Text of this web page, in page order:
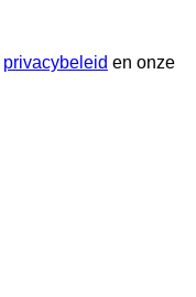
privacybeleid en onze